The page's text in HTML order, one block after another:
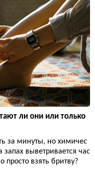
ли они или только
за минуты, но химичес
запах выветривается час
взять бритву?